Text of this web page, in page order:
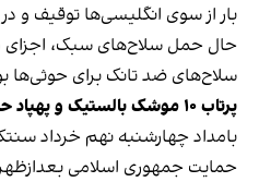
بار از سوی انگلیسی‌ها توقیف
حال حمل سلاح‌های سبک، اجزای
سلاح‌های ضد تانک برای حوثی‌ها
پرتاب ۱۰ موشک بالستیک و پهپاد حوثی‌ها به سوی دریای سرخ
بامداد چهارشنبه نهم خرداد
حمایت جمهوری اسلامی